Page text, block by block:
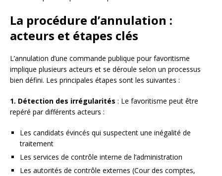
La procédure d’annulation :
acteurs et étapes clés
L’annulation d’une commande publique pour favoritisme
implique plusieurs acteurs et se déroule selon un processus
bien défini. Les principales étapes sont les suivantes :
1. Détection des irrégularités : Le favoritisme peut être
repéré par différents acteurs :
Les candidats évincés qui suspectent une inégalité de
traitement
Les services de contrôle interne de l’administration
Les autorités de contrôle externes (Cour des comptes,